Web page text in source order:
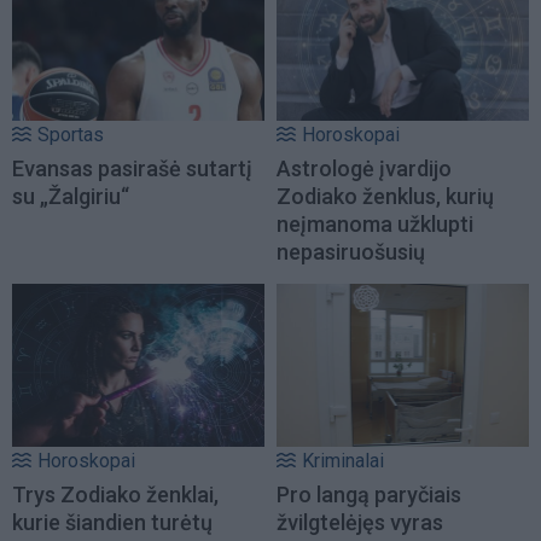
Sportas
Evansas pasirašė sutartį
su „Žalgiriu“
Horoskopai
Astrologė įvardijo
Zodiako ženklus, kurių
neįmanoma užklupti
nepasiruošusių
Horoskopai
Trys Zodiako ženklai,
kurie šiandien turėtų
Kriminalai
Pro langą paryčiais
žvilgtelėjęs vyras